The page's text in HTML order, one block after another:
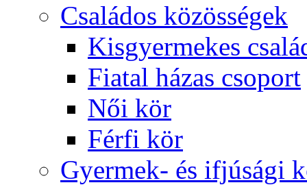
Családos közösségek
Kisgyermekes
Fiatal házas csoport
Női kör
Férfi kör
Gyermek- és ifjúsági